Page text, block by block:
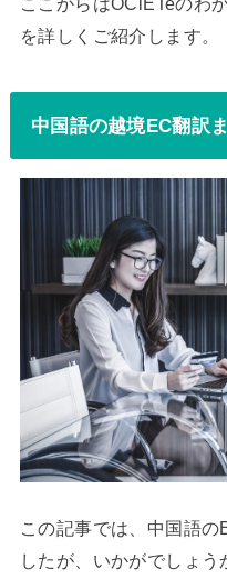
を詳しくご紹介します。
中国語の越境EC翻訳
この記事では、中国語
したが、いかがでしょ